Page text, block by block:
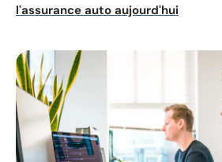
l'assurance auto aujourd'hui